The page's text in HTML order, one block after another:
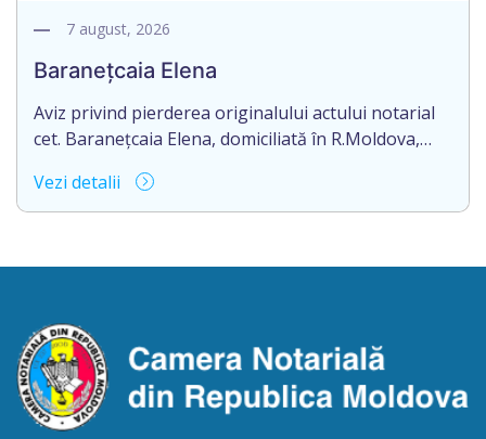
autentificat de notarul Nimerenco Silvia.
7 august, 2026
Baranețcaia Elena
Aviz privind pierderea originalului actului notarial
cet. Baranețcaia Elena, domiciliată în R.Moldova,
pierderea originalului actului notarial: contract de
vînzare-cumpărare nr.9324 din 11.08.2017
Vezi detalii